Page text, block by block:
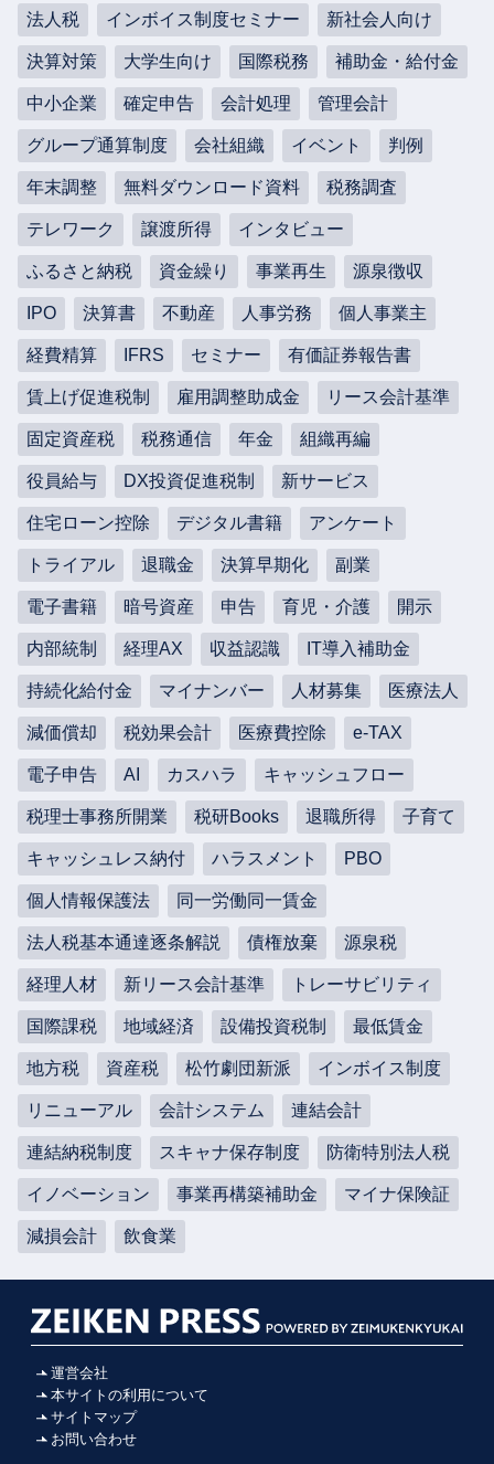
法人税 インボイス制度セミナー 新社会人向け
決算対策 大学生向け 国際税務 補助金・給付金
中小企業 確定申告 会計処理 管理会計
グループ通算制度 会社組織 イベント 判例
年末調整 無料ダウンロード資料 税務調査
テレワーク 譲渡所得 インタビュー
ふるさと納税 資金繰り 事業再生 源泉徴収
IPO 決算書 不動産 人事労務 個人事業主
経費精算 IFRS セミナー 有価証券報告書
賃上げ促進税制 雇用調整助成金 リース会計基準
固定資産税 税務通信 年金 組織再編
役員給与 DX投資促進税制 新サービス
住宅ローン控除 デジタル書籍 アンケート
トライアル 退職金 決算早期化 副業
電子書籍 暗号資産 申告 育児・介護 開示
内部統制 経理AX 収益認識 IT導入補助金
持続化給付金 マイナンバー 人材募集 医療法人
減価償却 税効果会計 医療費控除 e-TAX
電子申告 AI カスハラ キャッシュフロー
税理士事務所開業 税研Books 退職所得 子育て
キャッシュレス納付 ハラスメント PBO
個人情報保護法 同一労働同一賃金
法人税基本通達逐条解説 債権放棄 源泉税
経理人材 新リース会計基準 トレーサビリティ
国際課税 地域経済 設備投資税制 最低賃金
地方税 資産税 松竹劇団新派 インボイス制度
リニューアル 会計システム 連結会計
連結納税制度 スキャナ保存制度 防衛特別法人税
イノベーション 事業再構築補助金 マイナ保険証
減損会計 飲食業
運営会社
本サイトの利用について
サイトマップ
お問い合わせ